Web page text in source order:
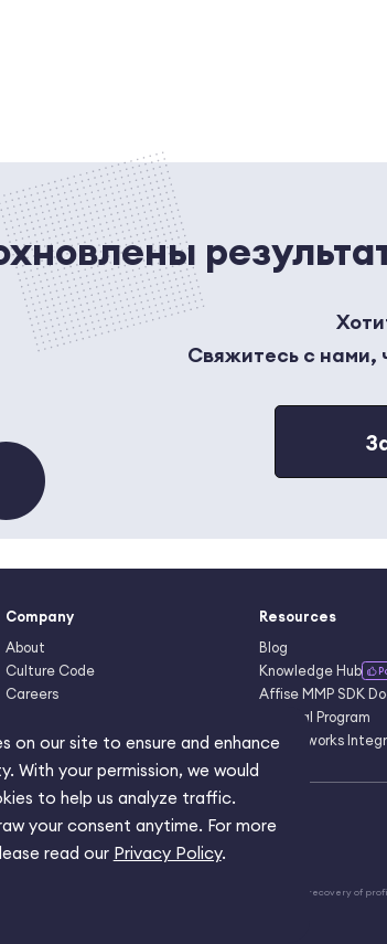
Свяжитесь с нами,
Company
About
Culture Code
Careers
Resources
Blog
Knowledge Hub
Affise MMP SDK
Referral Program
Ad Networks
©2026 Affise Inc.
All rights reserved.
Failure to give notice of registration can adversely affect the recovery of
on our site to ensure and enhance
With your permission, we would
to help us analyze traffic.
your consent anytime. For more
read our Privacy Policy.